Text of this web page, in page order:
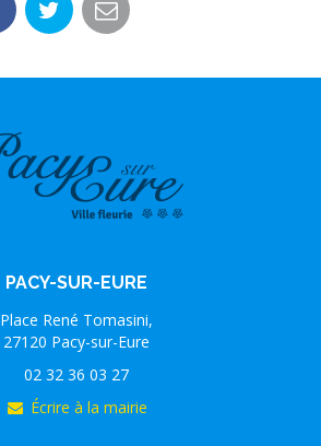
PACY-SUR-EURE
Place René Tomasini,
27120 Pacy-sur-Eure
02 32 36 03 27
Écrire à la mairie